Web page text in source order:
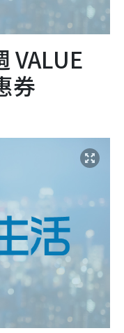
VALUE
券